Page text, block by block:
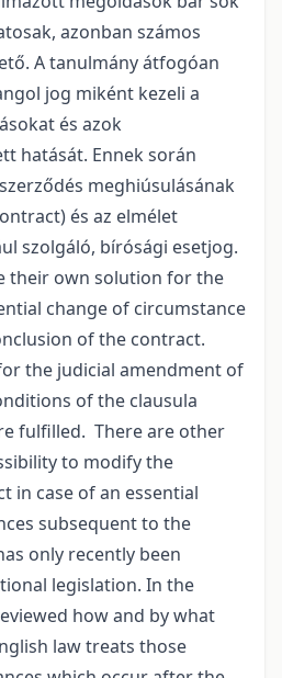
azonban számos
A tanulmány átfogóan
jog miként kezeli a
és azok
hatását. Ennek során
meghiúsulásának
és az elmélet
szolgáló, bírósági esetjog.
their own solution for the
change of circumstance
of the contract.
the judicial amendment of
of the clausula
fulfilled. There are other
to modify the
in case of an essential
subsequent to the
only recently been
legislation. In the
how and by what
law treats those